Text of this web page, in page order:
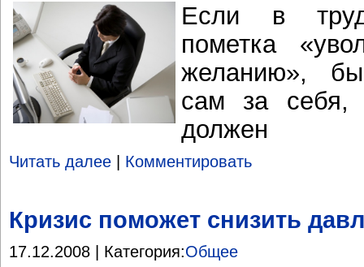
Если в
пометка
желанию»,
сам за себя,
должен
Читать далее | Комментировать
Кризис поможет снизить
17.12.2008 | Категория:Общее